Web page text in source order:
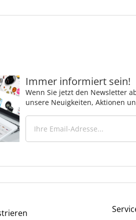
Immer informiert sein!
Wenn Sie jetzt den Newsletter
unsere Neuigkeiten, Aktionen